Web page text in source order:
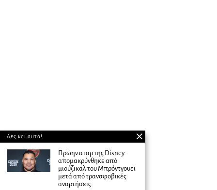
Δες και αυτό!
Πρώην σταρ της Disney
απομακρύνθηκε από
μιούζικαλ του Μπρόντγουεϊ
μετά από τρανσφοβικές
αναρτήσεις